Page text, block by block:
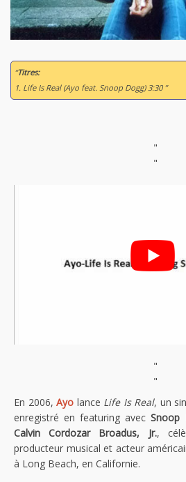
“Titres:
1. Life Is Real (Ayo feat. Snoop Dogg) 3:30 ”
"
"
"
"
En 2006, Ayo lance Life Is Real, un
enregistré en featuring avecSnoop
Calvin Cordozar Broadus, Jr.,
producteur musical et acteur
à Long Beach, en Californie.